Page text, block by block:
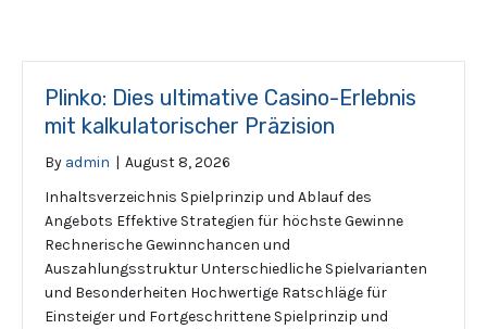
Plinko: Dies ultimative Casino-Erlebnis
mit kalkulatorischer Präzision
By admin | August 8, 2026
Inhaltsverzeichnis Spielprinzip und Ablauf des
Angebots Effektive Strategien für höchste Gewinne
Rechnerische Gewinnchancen und
Auszahlungsstruktur Unterschiedliche Spielvarianten
und Besonderheiten Hochwertige Ratschläge für
Einsteiger und Fortgeschrittene Spielprinzip und